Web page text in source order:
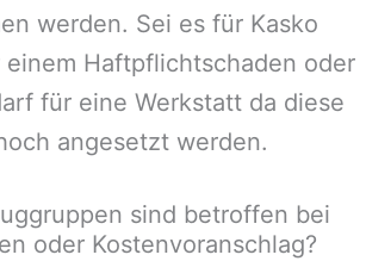
werden. Sei es für Kasko
einem Haftpflichtschaden oder
für eine Werkstatt da diese
angesetzt werden.
sind betroffen bei
oder Kostenvoranschlag?